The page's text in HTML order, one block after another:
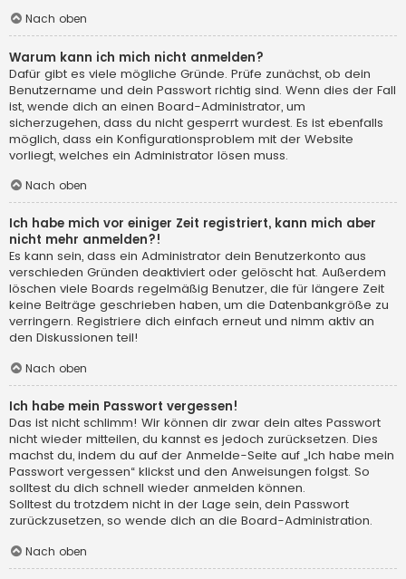
Nach oben
Warum kann ich mich nicht anmelden?
Dafür gibt es viele mögliche Gründe. Prüfe zunächst, ob dein
Benutzername und dein Passwort richtig sind. Wenn dies der Fall
ist, wende dich an einen Board-Administrator, um
sicherzugehen, dass du nicht gesperrt wurdest. Es ist ebenfalls
möglich, dass ein Konfigurationsproblem mit der Website
vorliegt, welches ein Administrator lösen muss.
Nach oben
Ich habe mich vor einiger Zeit registriert, kann mich aber
nicht mehr anmelden?!
Es kann sein, dass ein Administrator dein Benutzerkonto aus
verschieden Gründen deaktiviert oder gelöscht hat. Außerdem
löschen viele Boards regelmäßig Benutzer, die für längere Zeit
keine Beiträge geschrieben haben, um die Datenbankgröße zu
verringern. Registriere dich einfach erneut und nimm aktiv an
den Diskussionen teil!
Nach oben
Ich habe mein Passwort vergessen!
Das ist nicht schlimm! Wir können dir zwar dein altes Passwort
nicht wieder mitteilen, du kannst es jedoch zurücksetzen. Dies
machst du, indem du auf der Anmelde-Seite auf „Ich habe mein
Passwort vergessen“ klickst und den Anweisungen folgst. So
solltest du dich schnell wieder anmelden können.
Solltest du trotzdem nicht in der Lage sein, dein Passwort
zurückzusetzen, so wende dich an die Board-Administration.
Nach oben